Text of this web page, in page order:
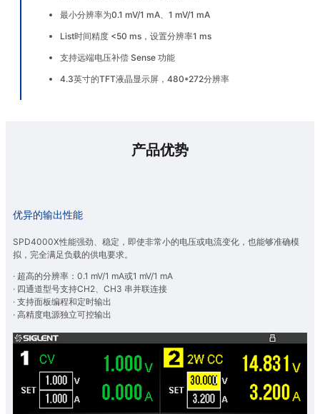
最小分辨率为0.1 mV/1 mA、1 mV/1 mA
List时间精度 <50 ms，设置分辨率1 ms
支持远端电压补偿 Sense 功能
4.3英寸的TFT液晶显示屏，480*272分辨率
产品优势
优异的输出性能
SPD4000X性能强劲、稳定，即使非常小的电压或电流变化，也能够准确模
拟，完全满足负载的供电要求。
· 超高的分辨率：0.1 mV/1 mA或1 mV/1 mA
· 四通道型号支持CH2、CH3 串并联连接
· 支持面板编程和定时输出
· 高精度电源独立可控输出